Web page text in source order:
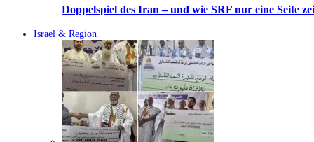
Doppelspiel des Iran – und wie SRF nur eine Seite
Israel & Region